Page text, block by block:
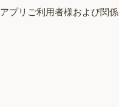
アプリご利用者様および関